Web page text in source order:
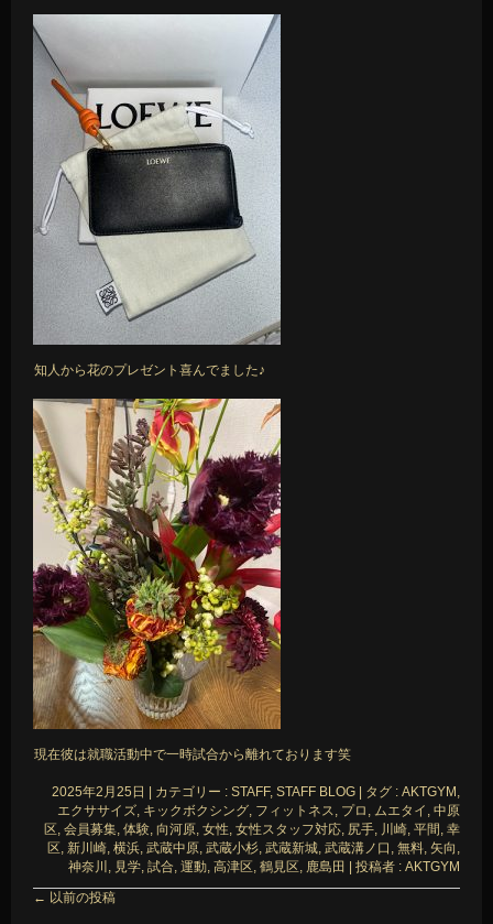
知人から花のプレゼント喜んでました♪
現在彼は就職活動中で一時試合から離れております笑
2025年2月25日 カテゴリー : STAFF, STAFF BLOG タグ : AKTGYM ,
エクササイズ, キックボクシング, フィットネス, プロ , ムエタイ , 中原
区, 会員募集, 体験, 向河原, 女性, 女性スタッフ対応, 尻手, 川崎, 平間 , 幸
区, 新川崎, 横浜, 武蔵中原, 武蔵小杉, 武蔵新城, 武蔵溝ノ口 , 無料, 矢向 ,
神奈川 , 見学, 試合, 運動, 高津区, 鶴見区, 鹿島田
投稿者 : AKTGYM
← 以前の投稿